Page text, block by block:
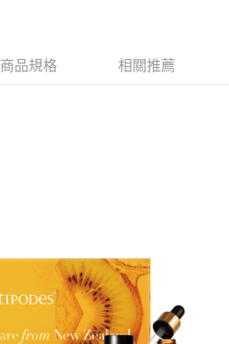
商品規格 相關推薦